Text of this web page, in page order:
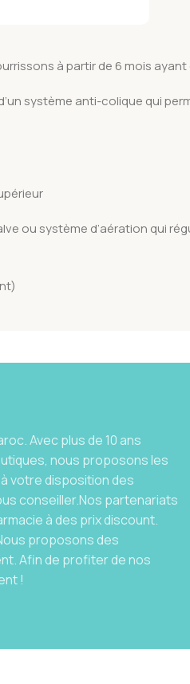
à partir de 6 mois
système anti-colique qui
système d’aération qui
Avec plus de 10 ans
nous proposons les
votre disposition des
conseiller.Nos partenariats
à des prix discount.
proposons des
Afin de profiter de nos
!